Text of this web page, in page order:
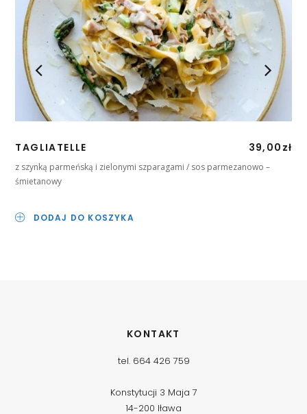
TAGLIATELLE 39,00 zł
z szynką parmeńską i zielonymi szparagami / sos parmezanowo –
śmietanowy
DODAJ DO KOSZYKA
KONTAKT
tel. 664 426 759
Konstytucji 3 Maja 7
14-200 Iława